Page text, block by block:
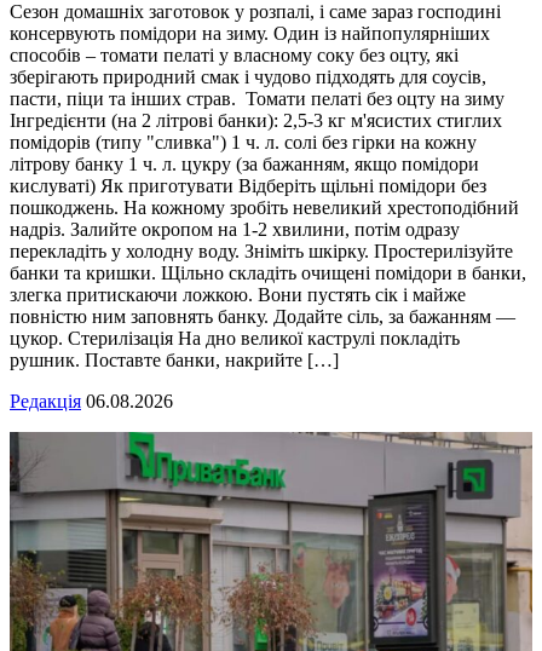
Сезон домашніх заготовок у розпалі, і саме зараз господині
консервують помідори на зиму. Один із найпопулярніших
способів – томати пелаті у власному соку без оцту, які
зберігають природний смак і чудово підходять для соусів,
пасти, піци та інших страв. Томати пелаті без оцту на зиму
Інгредієнти (на 2 літрові банки): 2,5-3 кг м'ясистих стиглих
помідорів (типу "сливка") 1 ч. л. солі без гірки на кожну
літрову банку 1 ч. л. цукру (за бажанням, якщо помідори
кислуваті) Як приготувати Відберіть щільні помідори без
пошкоджень. На кожному зробіть невеликий хрестоподібний
надріз. Залийте окропом на 1-2 хвилини, потім одразу
перекладіть у холодну воду. Зніміть шкірку. Простерилізуйте
банки та кришки. Щільно складіть очищені помідори в банки,
злегка притискаючи ложкою. Вони пустять сік і майже
повністю ним заповнять банку. Додайте сіль, за бажанням —
цукор. Стерилізація На дно великої каструлі покладіть
рушник. Поставте банки, накрийте […]
Редакція 06.08.2026